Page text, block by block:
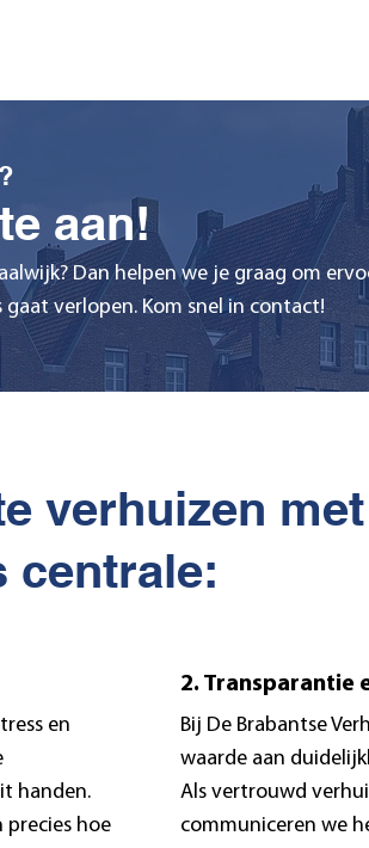
Dan helpen we je graag om
verlopen. Kom snel in contact!
aan!
verhuizen
centrale:
en
handen.
precies hoe
2. Transparantie
Bij De Brabantse
waarde aan
Als vertrouwd
communiceren we